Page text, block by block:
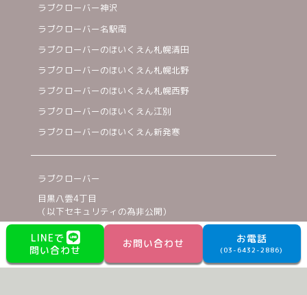
ラブクローバー神沢
ラブクローバー名駅南
ラブクローバーのほいくえん札幌清田
ラブクローバーのほいくえん札幌北野
ラブクローバーのほいくえん札幌西野
ラブクローバーのほいくえん江別
ラブクローバーのほいくえん新発寒
ラブクローバー
目黒八雲4丁目
（以下セキュリティの為非公開）
03-6432-2886
©2023 TWO CARAT inc.
LINEで
問い合わせ
お問い合わせ お電話
(03-6432-2886)